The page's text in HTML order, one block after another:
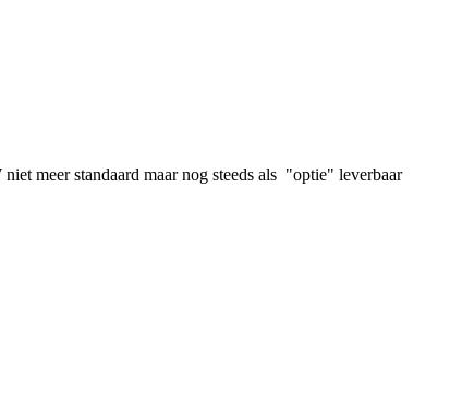
meer standaard maar nog steeds als "optie" leverbaar